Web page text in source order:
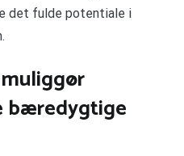
det fulde potentiale i
bæredygtige